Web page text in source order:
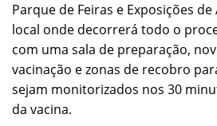
Parque de Feiras e Exposições de
local onde decorrerá todo o
com uma sala de preparação,
vacinação e zonas de recobro
sejam monitorizados nos 30
da vacina.